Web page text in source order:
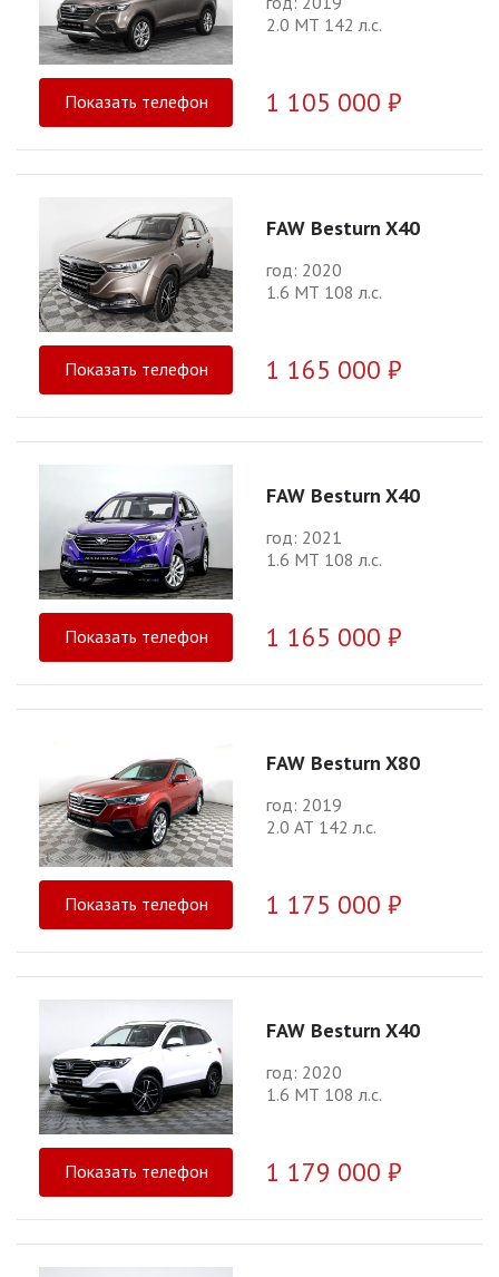
2.0 МТ 142 л.с.
Показать телефон 1 105 000 ₽
FAW Besturn X40
год: 2020
1.6 МТ 108 л.с.
Показать телефон 1 165 000 ₽
FAW Besturn X40
год: 2021
1.6 МТ 108 л.с.
Показать телефон 1 165 000 ₽
FAW Besturn X80
год: 2019
2.0 АТ 142 л.с.
Показать телефон 1 175 000 ₽
FAW Besturn X40
год: 2020
1.6 МТ 108 л.с.
Показать телефон 1 179 000 ₽